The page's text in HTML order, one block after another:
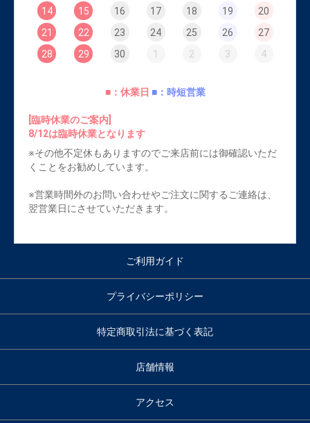
14
15 16 17 18 19
20
21
22 23 24 25 26
27
28
29 30 1 2 3 4
■：休業日 ■：時短営業
[臨時休業のご案内]
8/12は臨時休業となります
※その他不定休もありますのでご来店前には御確認いただ
くことをお勧めしています。
※営業時間外のお問い合わせやご注文に関するご連絡は、
翌営業日にさせていただきます。
ご利用ガイド
プライバシーポリシー
特定商取引法に基づく表記
店舗情報
アクセス